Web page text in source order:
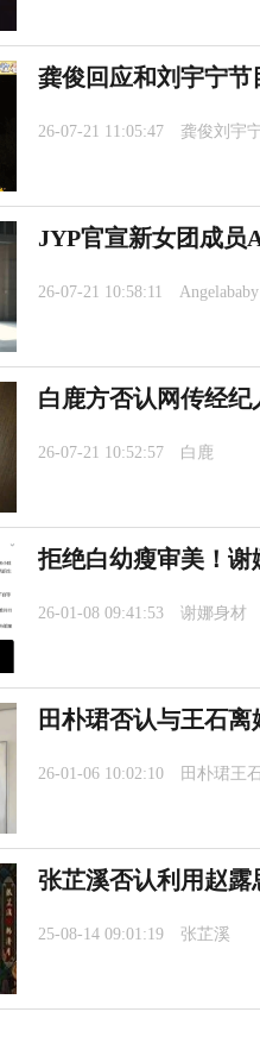
龚俊回应和刘宇宁
26-07-21 11:05:47 龚俊刘宇
JYP官宣新女团成员
26-07-21 10:58:11 Angelababy
白鹿方否认网传经
26-07-21 10:52:57 白鹿
拒绝白幼瘦审美！
26-01-08 09:41:53 谢娜身材
田朴珺否认与王石
26-01-06 10:02:10 田朴珺王石
张芷溪否认利用赵露
25-08-14 09:01:19 张芷溪